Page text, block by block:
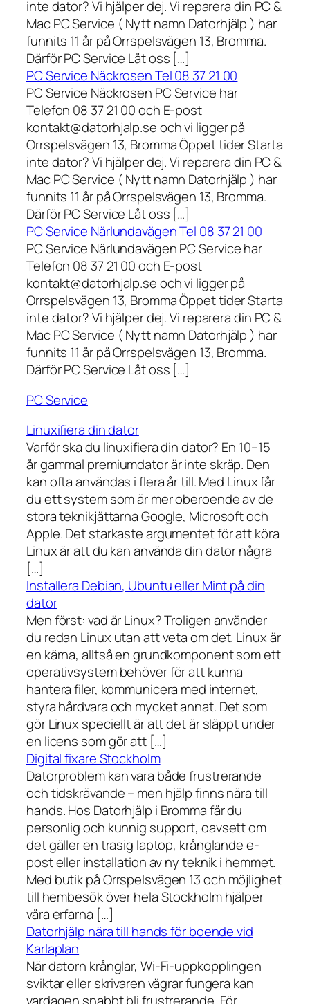
inte dator? Vi hjälper dej. Vi reparera din PC &
Mac PC Service ( Nytt namn Datorhjälp ) har
funnits 11 år på Orrspelsvägen 13, Bromma.
Därför PC Service Låt oss […]
PC Service Näckrosen Tel 08 37 21 00
PC Service Näckrosen PC Service har
Telefon 08 37 21 00 och E-post
kontakt@datorhjalp.se och vi ligger på
Orrspelsvägen 13, Bromma Öppet tider Starta
inte dator? Vi hjälper dej. Vi reparera din PC &
Mac PC Service ( Nytt namn Datorhjälp ) har
funnits 11 år på Orrspelsvägen 13, Bromma.
Därför PC Service Låt oss […]
PC Service Närlundavägen Tel 08 37 21 00
PC Service Närlundavägen PC Service har
Telefon 08 37 21 00 och E-post
kontakt@datorhjalp.se och vi ligger på
Orrspelsvägen 13, Bromma Öppet tider Starta
inte dator? Vi hjälper dej. Vi reparera din PC &
Mac PC Service ( Nytt namn Datorhjälp ) har
funnits 11 år på Orrspelsvägen 13, Bromma.
Därför PC Service Låt oss […]
PC Service
Linuxifiera din dator
Varför ska du linuxifiera din dator? En 10–15
år gammal premiumdator är inte skräp. Den
kan ofta användas i flera år till. Med Linux får
du ett system som är mer oberoende av de
stora teknikjättarna Google, Microsoft och
Apple. Det starkaste argumentet för att köra
Linux är att du kan använda din dator några
[…]
Installera Debian, Ubuntu eller Mint på din
dator
Men först: vad är Linux? Troligen använder
du redan Linux utan att veta om det. Linux är
en kärna, alltså en grundkomponent som ett
operativsystem behöver för att kunna
hantera filer, kommunicera med internet,
styra hårdvara och mycket annat. Det som
gör Linux speciellt är att det är släppt under
en licens som gör att […]
Digital fixare Stockholm
Datorproblem kan vara både frustrerande
och tidskrävande – men hjälp finns nära till
hands. Hos Datorhjälp i Bromma får du
personlig och kunnig support, oavsett om
det gäller en trasig laptop, krånglande e-
post eller installation av ny teknik i hemmet.
Med butik på Orrspelsvägen 13 och möjlighet
till hembesök över hela Stockholm hjälper
våra erfarna […]
Datorhjälp nära till hands för boende vid
Karlaplan
När datorn krånglar, Wi-Fi-uppkopplingen
sviktar eller skrivaren vägrar fungera kan